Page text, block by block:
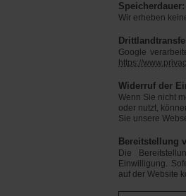
Speicherdauer:
Wir erheben
Google
https://
Widerruf der
Wenn Sie nicht
oder nutzt,
Sie unsere
Bereitstellung
Die
Einwilligung.
auf der Website